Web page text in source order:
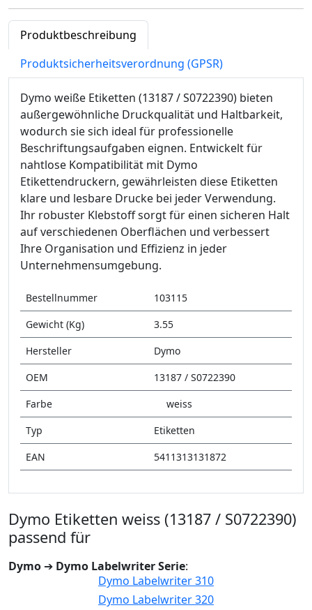
Produktbeschreibung
Produktsicherheitsverordnung (GPSR)
Dymo weiße Etiketten (13187 / S0722390) bieten
außergewöhnliche Druckqualität und Haltbarkeit,
wodurch sie sich ideal für professionelle
Beschriftungsaufgaben eignen. Entwickelt für
nahtlose Kompatibilität mit Dymo
Etikettendruckern, gewährleisten diese Etiketten
klare und lesbare Drucke bei jeder Verwendung.
Ihr robuster Klebstoff sorgt für einen sicheren Halt
auf verschiedenen Oberflächen und verbessert
Ihre Organisation und Effizienz in jeder
Unternehmensumgebung.
Bestellnummer
103115
Gewicht (Kg)
3.55
Hersteller
Dymo
OEM
13187 / S0722390
Farbe
weiss
Typ
Etiketten
EAN
5411313131872
Dymo Etiketten weiss (13187 / S0722390)
passend für
Dymo ➔ Dymo Labelwriter Serie:
Dymo Labelwriter 310
Dymo Labelwriter 320